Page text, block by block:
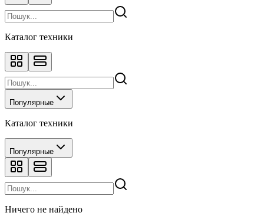
Каталог техники
Популярные
Каталог техники
Популярные
Ничего не найдено